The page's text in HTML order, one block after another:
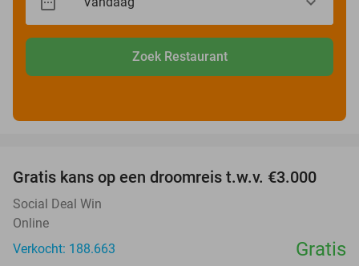
Zoek Restaurant
Gratis kans op een droomreis t.w.v. €3.000
Social Deal Win
Online
Verkocht: 188.663
Gratis